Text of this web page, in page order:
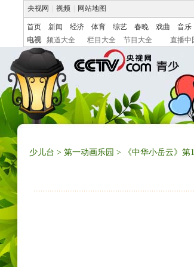
央视网 视频 网站地图
首页 新闻 经济 体育 综艺 春晚 戏曲 音乐
电视
频道大全 栏目大全 节目大全 直播中
少儿台 > 第一动画乐园 > 《中华小岳云》第